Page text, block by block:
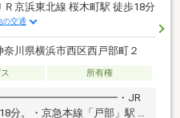
Ｒ京浜東北線 桜木町駅 徒歩18分
の交通
奈川県横浜市西区西戸部町２
所有権
・JR
分。・京急本線「戸部」駅 徒